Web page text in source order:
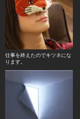
仕事を終えたのでキツネにな
ります。